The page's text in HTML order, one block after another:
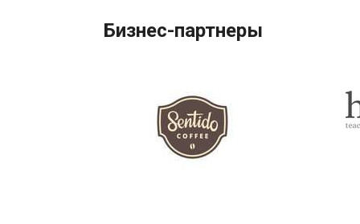
Бизнес-партнеры